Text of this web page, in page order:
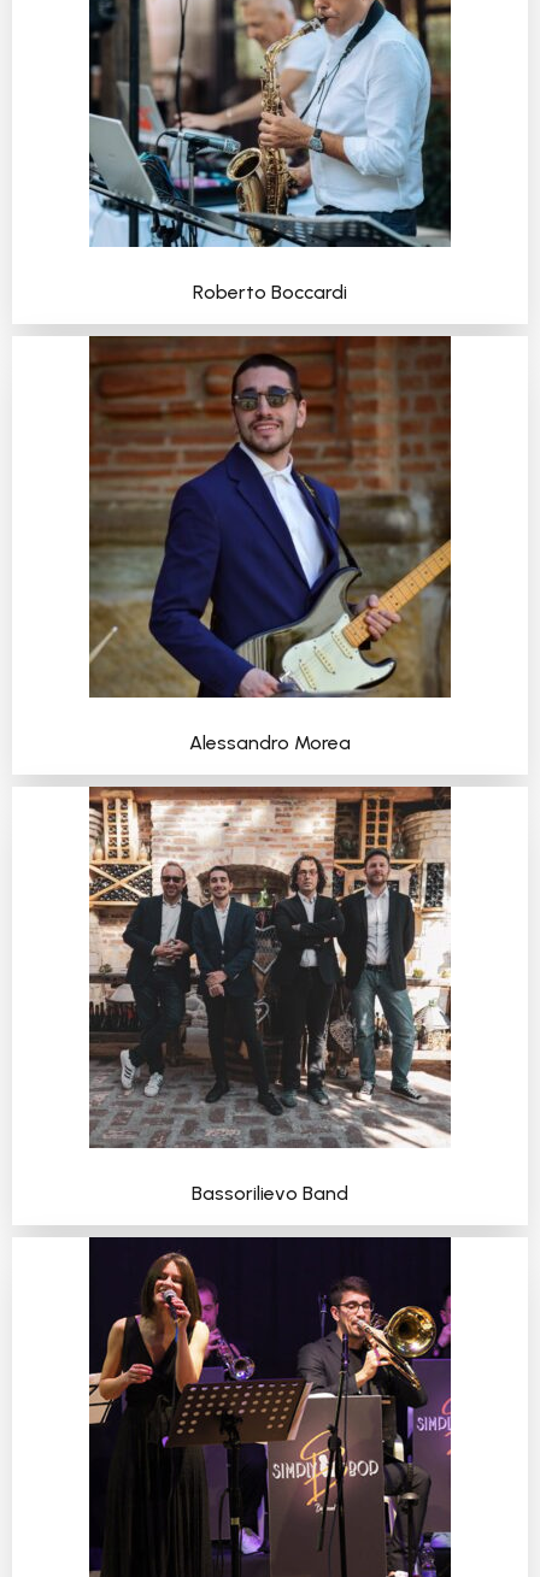
Roberto Boccardi
Alessandro Morea
Bassorilievo Band